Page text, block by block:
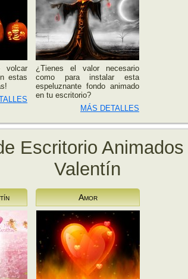
volcar
estas
¿Tienes el valor necesario
como para instalar esta
espeluznante fondo animado
en tu escritorio?
MÁS DETALLES
Escritorio
Valentín
Amor